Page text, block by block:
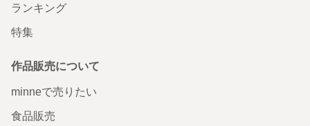
ランキング
特集
作品販売について
minneで売りたい
食品販売